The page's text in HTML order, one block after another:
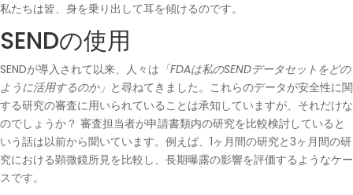
私たちは皆、身を乗り出して耳を傾けるのです。
SENDの使用
SENDが導入されて以来、人々は 「FDAは私のSENDデータセットをどの
ように活用するのか」 と尋ねてきました。 これらのデータが安全性に関
する研究の審査に用いられていることは承知していますが、それだけな
のでしょうか？ 審査担当者が申請書類内の研究を比較検討していると
いう話は以前から聞いています。例えば、1ヶ月間の研究と3ヶ月間の研
究における顕微鏡所見を比較し、長期曝露の影響を評価するようなケー
スです。